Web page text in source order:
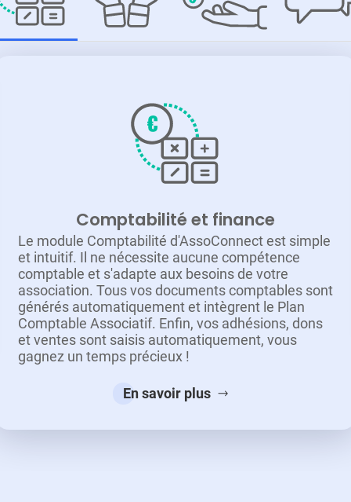
Comptabilité et finance
Le module Comptabilité d'AssoConnect est simple
et intuitif. Il ne nécessite aucune compétence
comptable et s'adapte aux besoins de votre
association. Tous vos documents comptables sont
générés automatiquement et intègrent le Plan
Comptable Associatif. Enfin, vos adhésions, dons
et ventes sont saisis automatiquement, vous
gagnez un temps précieux !
En savoir plus